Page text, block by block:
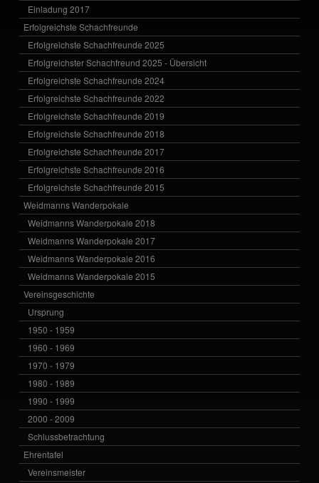
Einladung 2017
Erfolgreichste Schachfreunde
Erfolgreichste Schachfreunde 2025
Erfolgreichster Schachfreund 2025 - Übersicht
Erfolgreichste Schachfreunde 2024
Erfolgreichste Schachfreunde 2022
Erfolgreichste Schachfreunde 2019
Erfolgreichste Schachfreunde 2018
Erfolgreichste Schachfreunde 2017
Erfolgreichste Schachfreunde 2016
Erfolgreichste Schachfreunde 2015
Weidmanns Wanderpokale
Weidmanns Wanderpokale 2018
Weidmanns Wanderpokale 2017
Weidmanns Wanderpokale 2016
Weidmanns Wanderpokale 2015
Vereinsgeschichte
Ursprung
1950 - 1959
1960 - 1969
1970 - 1979
1980 - 1989
1990 - 1999
2000 - 2009
Schlussbetrachtung
Ehrentafel
Vereinsmeister